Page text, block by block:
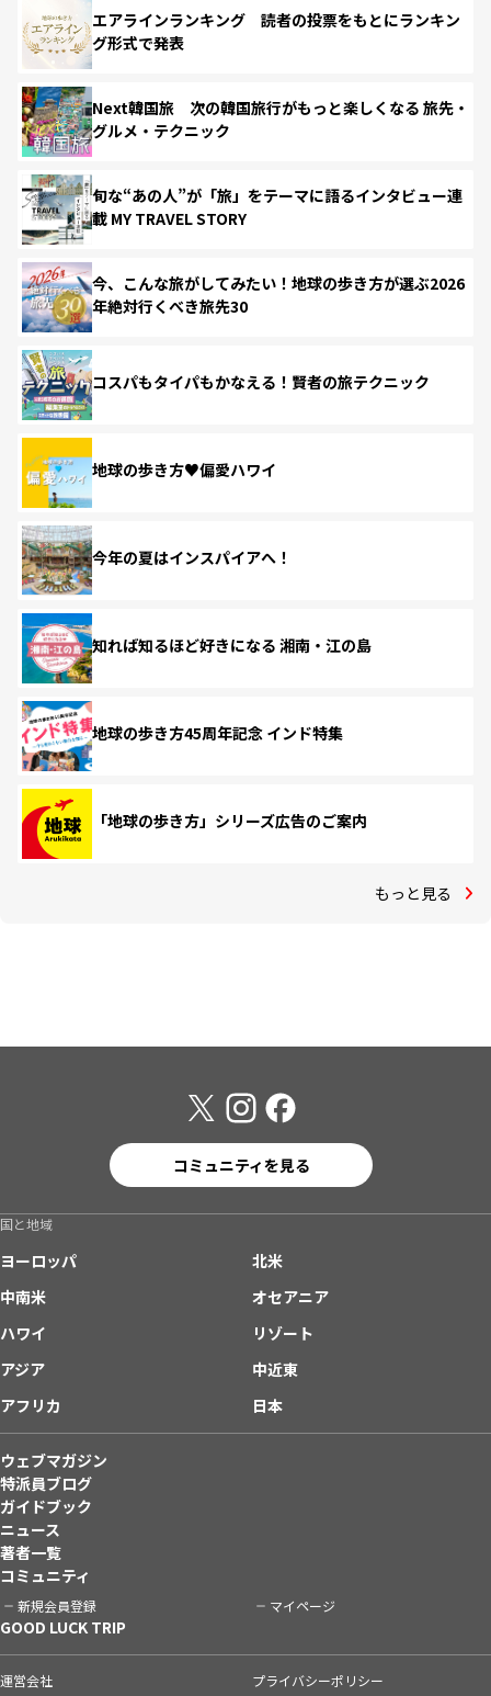
エアラインランキング 読者の投票をもとにランキン
グ形式で発表
Next韓国旅 次の韓国旅行がもっと楽しくなる 旅先・
グルメ・テクニック
旬な“あの人”が「旅」をテーマに語るインタビュー連
載 MY TRAVEL STORY
今、こんな旅がしてみたい！地球の歩き方が選ぶ2026
年絶対行くべき旅先30
コスパもタイパもかなえる！賢者の旅テクニック
地球の歩き方♥偏愛ハワイ
今年の夏はインスパイアへ！
知れば知るほど好きになる 湘南・江の島
地球の歩き方45周年記念 インド特集
「地球の歩き方」シリーズ広告のご案内
もっと見る
コミュニティを見る
国と地域
ヨーロッパ
北米
中南米
オセアニア
ハワイ
リゾート
アジア
中近東
アフリカ
日本
ウェブマガジン
特派員ブログ
ガイドブック
ニュース
著者一覧
コミュニティ
新規会員登録 マイページ
GOOD LUCK TRIP
運営会社 プライバシーポリシー